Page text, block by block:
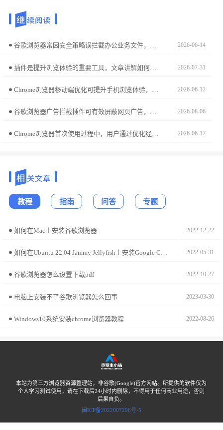
谷歌浏览器常因安全策略误拦截办公业务文件，严重阻碍效率协同。本教程解析如何精准识别误拦截根源，通过调整内置安全过滤规则与站点信任等级，确保您的工作资源能够平稳获取。 2026-06-14
插件是提升浏览体验的重要工具，文章讲解如何高效启用、停用和分类管理插件，确保Chrome浏览器功能完整又运行顺畅。 2026-07-31
2026-06-12
2026-08-06
Chrome浏览器首次使用过程中，用户通过优化经验总结提升操作效率，保证浏览器各项功能运行顺畅，减少重复操作。 2026-06-17
教程 指南 问答 专题
如何在Mac上安装谷歌浏览器 2022-12-22
如何在Ubuntu 22.04 Jammy Jellyfish上安装Google Chrome? 2022-05-31
谷歌浏览器怎么设置下载pdf 2022-10-27
电脑上安装不了谷歌浏览器怎么回事 2023-03-30
Windows10系统安装chrome浏览器教程 2022-08-26
本站为第三方浏览器资源整理站，非谷歌(Google)官方网站。所提供的软件仅为
个人学习测试使用，请在下载后24小时内删除，不得用于任何商业用途，否则
后果自负。
闽ICP备2022007296号-5